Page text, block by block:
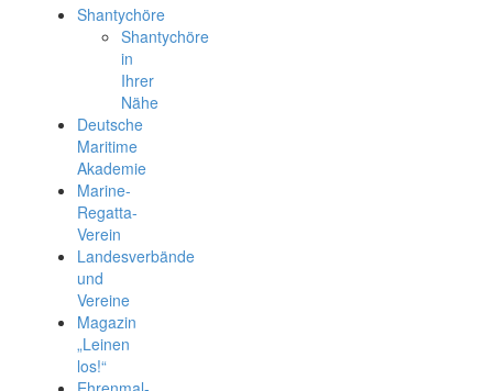
Shantychöre
Shantychöre
in
Ihrer
Nähe
Deutsche
Maritime
Akademie
Marine-
Regatta-
Verein
Landesverbände
und
Vereine
Magazin
„Leinen
los!“